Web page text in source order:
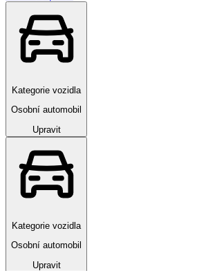
Kategorie vozidla
Osobní automobil
Upravit
Kategorie vozidla
Osobní automobil
Upravit